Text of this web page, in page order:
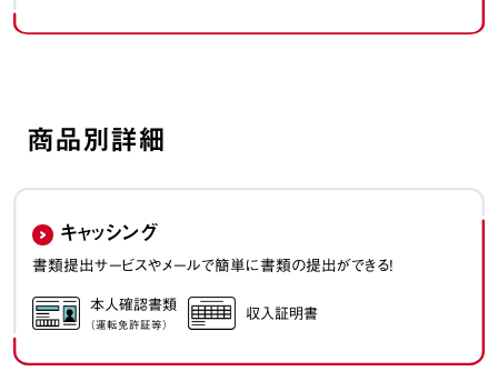
商品別詳細
キャッシング
書類提出サービスやメールで簡単に書類の提出ができる！
本人確認書類
（運転免許証等）
収入証明書